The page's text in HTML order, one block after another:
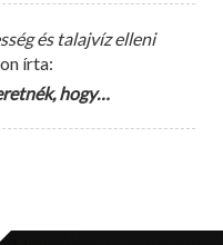
és talajvíz elleni
írta:
hogy…